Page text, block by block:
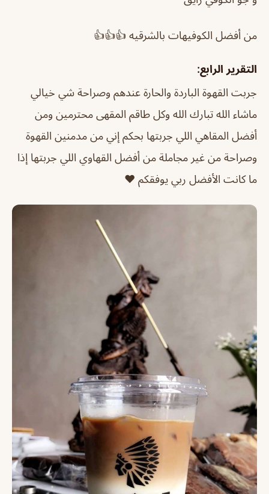
من أفضل الكوفيهات بالشرقيه 👍👍👍
التقرير الرابع:
جربت القهوة الباردة والحارة عندهم وصراحة شي خيالي
ماشاء الله تبارك الله وكل طاقم المقهى محترمين ومن
أفضل المقاهي اللي جربتها بحكم إني من مدمنين القهوة
وصراحة من غير مجاملة من أفضل القهاوي اللي جربتها إذا
ما كانت الأفضل ربي يوفقكم ❤️